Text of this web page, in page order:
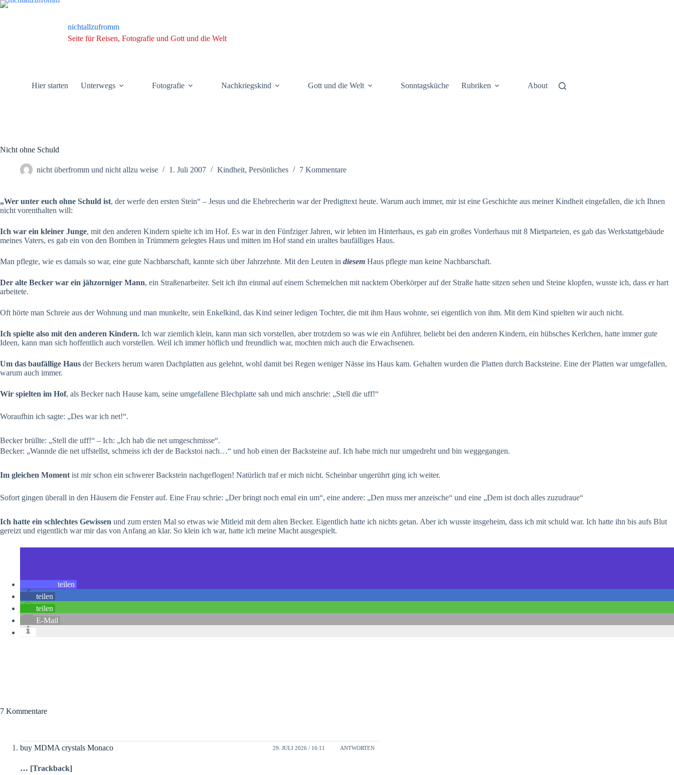
Zum
nichtallzufromm
Seite für Reisen, Fotografie und Gott und die Welt
Hier starten Unterwegs Fotografie Nachkriegskind Gott und die Welt Sonntagsküche Rubriken About
Nicht ohne Schuld
nicht überfromm und nicht allzu weise 1. Juli 2007 Kindheit, Persönliches 7 Kommentare
„Wer unter euch ohne Schuld ist, der werfe den ersten Stein“ – Jesus und die Ehebrecherin war der Predigttext heute. Warum auch immer, mir ist eine Geschichte aus meiner Kindheit eingefallen, die ich Ihnen
nicht vorenthalten will:
Ich war ein kleiner Junge, mit den anderen Kindern spielte ich im Hof. Es war in den Fünfziger Jahren, wir lebten im Hinterhaus, es gab ein großes Vorderhaus mit 8 Mietparteien, es gab das Werkstattgebäude
meines Vaters, es gab ein von den Bomben in Trümmern gelegtes Haus und mitten im Hof stand ein uraltes baufälliges Haus.
Man pflegte, wie es damals so war, eine gute Nachbarschaft, kannte sich über Jahrzehnte. Mit den Leuten in diesem Haus pflegte man keine Nachbarschaft.
Der alte Becker war ein jähzorniger Mann, ein Straßenarbeiter. Seit ich ihn einmal auf einem Schemelchen mit nacktem Oberkörper auf der Straße hatte sitzen sehen und Steine klopfen, wusste ich, dass er hart
arbeitete.
Oft hörte man Schreie aus der Wohnung und man munkelte, sein Enkelkind, das Kind seiner ledigen Tochter, die mit ihm Haus wohnte, sei eigentlich von ihm. Mit dem Kind spielten wir auch nicht.
Ich spielte also mit den anderen Kindern. Ich war ziemlich klein, kann man sich vorstellen, aber trotzdem so was wie ein Anführer, beliebt bei den anderen Kindern, ein hübsches Kerlchen, hatte immer gute
Ideen, kann man sich hoffentlich auch vorstellen. Weil ich immer höflich und freundlich war, mochten mich auch die Erwachsenen.
Um das baufällige Haus der Beckers herum waren Dachplatten aus gelehnt, wohl damit bei Regen weniger Nässe ins Haus kam. Gehalten wurden die Platten durch Backsteine. Eine der Platten war umgefallen,
warum auch immer.
Wir spielten im Hof, als Becker nach Hause kam, seine umgefallene Blechplatte sah und mich anschrie: „Stell die uff!“
Woraufhin ich sagte: „Des war ich net!“.
Becker brüllte: „Stell die uff!“ – Ich: „Ich hab die net umgeschmisse“.
Becker: „Wannde die net uffstellst, schmeiss ich der de Backstoi nach…“ und hob einen der Backsteine auf. Ich habe mich nur umgedreht und bin weggegangen.
Im gleichen Moment ist mir schon ein schwerer Backstein nachgeflogen! Natürlich traf er mich nicht. Scheinbar ungerührt ging ich weiter.
Sofort gingen überall in den Häusern die Fenster auf. Eine Frau schrie: „Der bringt noch emal ein um“, eine andere: „Den muss mer anzeische“ und eine „Dem ist doch alles zuzudraue“
Ich hatte ein schlechtes Gewissen und zum ersten Mal so etwas wie Mitleid mit dem alten Becker. Eigentlich hatte ich nichts getan. Aber ich wusste insgeheim, dass ich mit schuld war. Ich hatte ihn bis aufs Blut
gereizt und eigentlich war mir das von Anfang an klar. So klein ich war, hatte ich meine Macht ausgespielt.
teilen
teilen
teilen
E-Mail
7 Kommentare
buy MDMA crystals Monaco 29. JULI 2026 / 16:11 ANTWORTEN
… [Trackback]